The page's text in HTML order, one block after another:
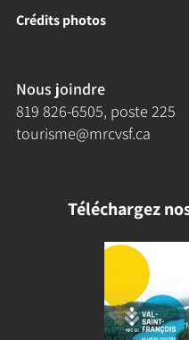
Crédits photos
Nous joindre
819 826-6505, poste 225
tourisme@mrcvsf.ca
Téléchargez